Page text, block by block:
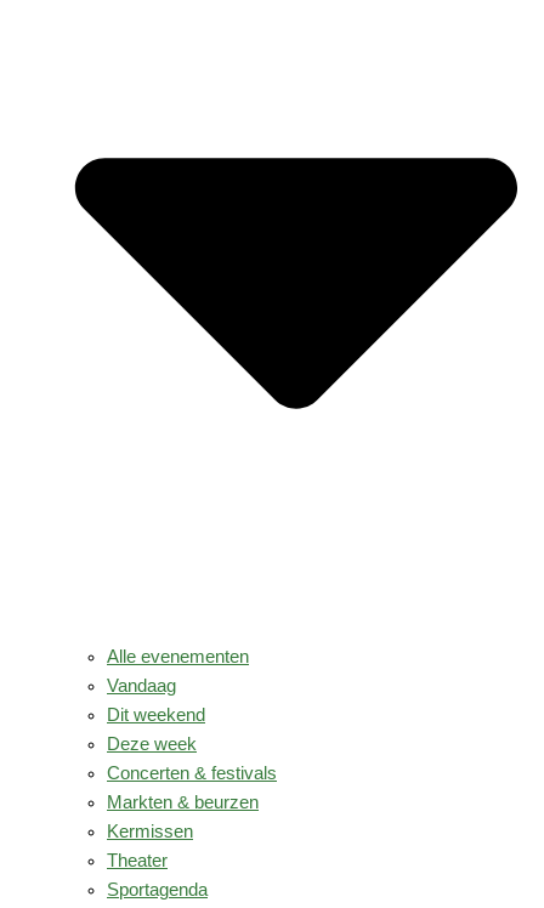
Alle evenementen
Vandaag
Dit weekend
Deze week
Concerten & festivals
Markten & beurzen
Kermissen
Theater
Sportagenda